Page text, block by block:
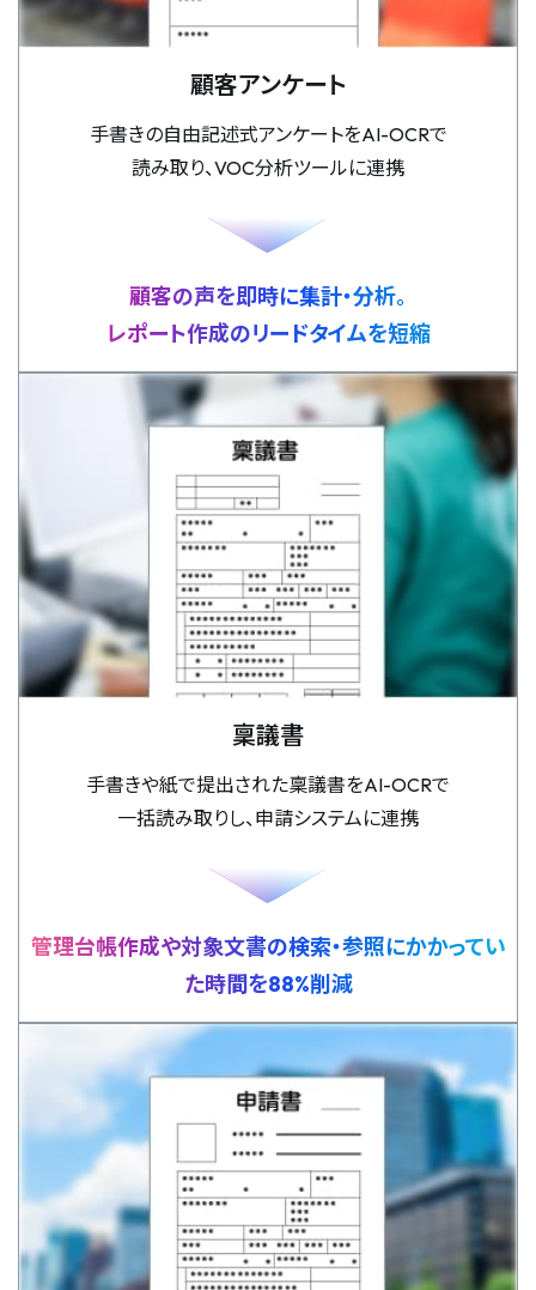
顧客アンケート
手書きの自由記述式アンケートをAI-OCRで
読み取り、VOC分析ツールに連携
顧客の声を即時に集計・分析。
レポート作成のリードタイムを短縮
稟議書
手書きや紙で提出された稟議書をAI-OCRで
一括読み取りし、申請システムに連携
管理台帳作成や対象文書の検索・参照にかかってい
た時間を88%削減